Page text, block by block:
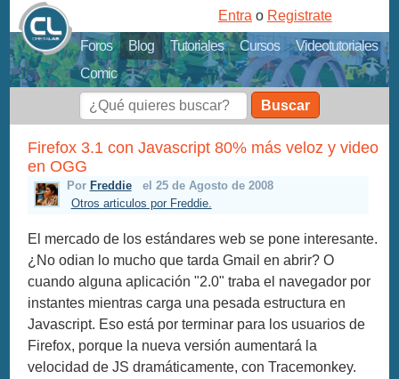
Foros Blog Tutoriales Cursos
Videotutoriales
Comic
Entra o Registrate
Buscar
Firefox 3.1 con Javascript 80% más veloz y video
en OGG
Por Freddie
el 25 de Agosto de 2008
Otros articulos por Freddie.
El mercado de los estándares web se pone interesante.
¿No odian lo mucho que tarda Gmail en abrir? O
cuando alguna aplicación "2.0" traba el navegador por
instantes mientras carga una pesada estructura en
Javascript. Eso está por terminar para los usuarios de
Firefox, porque la nueva versión aumentará la
velocidad de JS dramáticamente, con Tracemonkey.